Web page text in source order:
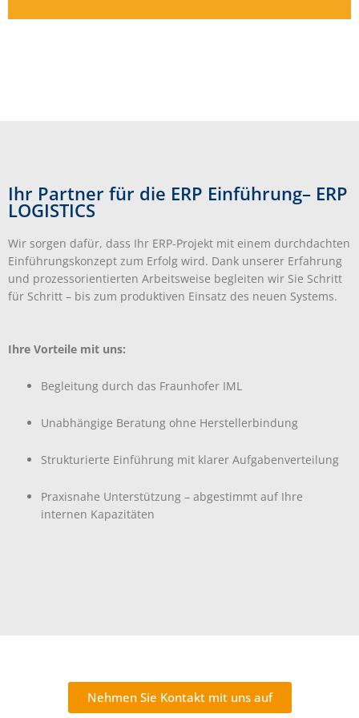
Ihr Partner für die ERP Einführung– ERP
LOGISTICS
Wir sorgen dafür, dass Ihr ERP-Projekt mit einem durchdachten
Einführungskonzept zum Erfolg wird. Dank unserer Erfahrung
und prozessorientierten Arbeitsweise begleiten wir Sie Schritt
für Schritt – bis zum produktiven Einsatz des neuen Systems.
Ihre Vorteile mit uns:
Begleitung durch das Fraunhofer IML
Unabhängige Beratung ohne Herstellerbindung
Strukturierte Einführung mit klarer Aufgabenverteilung
Praxisnahe Unterstützung – abgestimmt auf Ihre
internen Kapazitäten
Nehmen Sie Kontakt mit uns auf